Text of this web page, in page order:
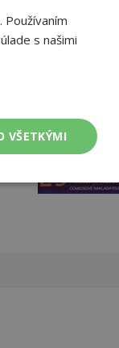
s našimi
VŠETKÝMI